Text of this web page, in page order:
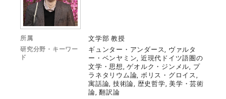
所属 文学部 教授
研究分野・キーワー
ド
ギュンター・アンダース, ヴァルタ
ー・ベンヤミン, 近現代ドイツ語圏の
文学・思想, ゲオルク・ジンメル, プ
ラネタリウム論, ボリス・グロイス,
寓話論, 技術論, 歴史哲学, 美学・芸術
論, 翻訳論